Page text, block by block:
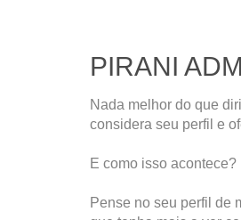
PIRANI
Nada melhor do que
considera seu perfil e
E como isso acontece?
Pense no seu perfil de